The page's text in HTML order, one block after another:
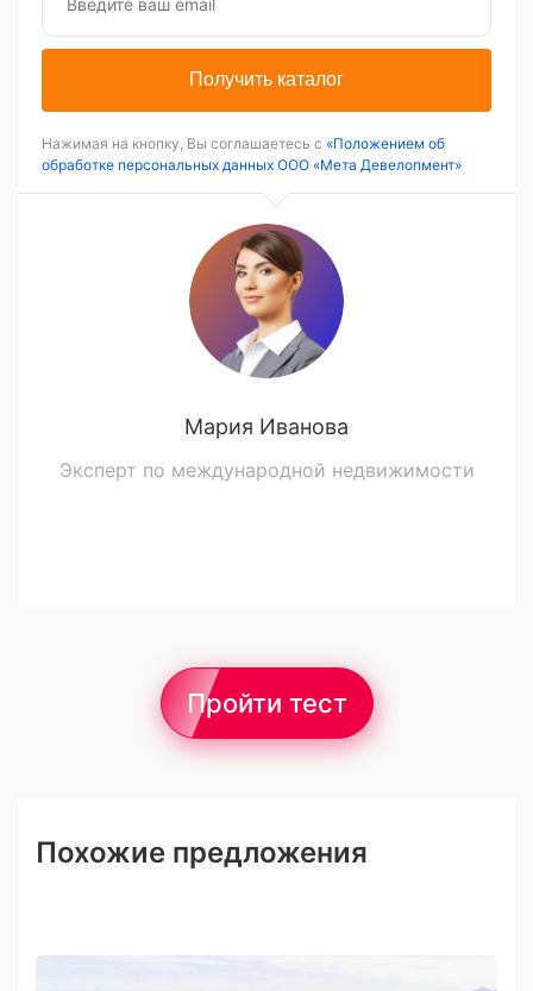
Получить каталог
Нажимая на кнопку, Вы соглашаетесь с «Положением об
обработке персональных данных ООО «Мета Девелопмент»
Мария Иванова
Эксперт по международной недвижимости
Пройти тест
Похожие предложения